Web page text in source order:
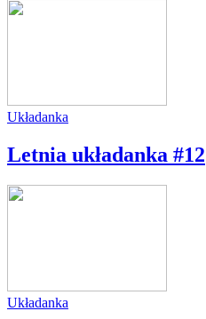
Układanka
Letnia układanka #12
Układanka